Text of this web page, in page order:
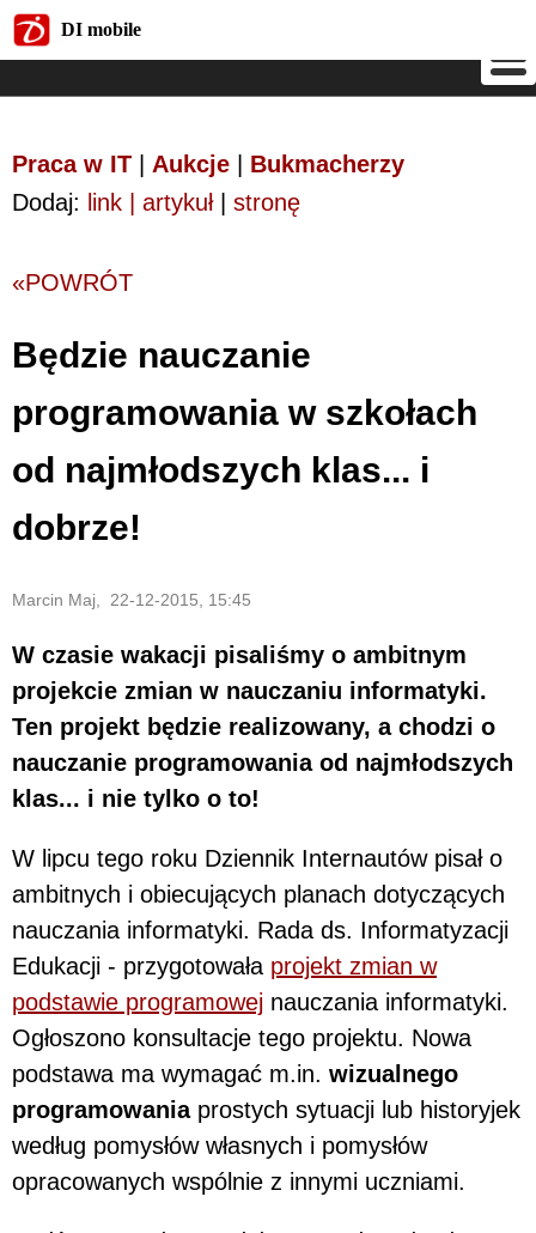
DI mobile
Praca w IT Aukcje
Bukmacherzy
Dodaj: link | artykuł| stronę
«POWRÓT
Będzie nauczanie
programowania w szkołach
od najmłodszych klas... i
dobrze!
Marcin Maj, 22-12-2015, 15:45
W czasie wakacji pisaliśmy o ambitnym
projekcie zmian w nauczaniu informatyki.
Ten projekt będzie realizowany, a chodzi o
nauczanie programowania od najmłodszych
klas... i nie tylko o to!
W lipcu tego roku Dziennik Internautów pisał o
ambitnych i obiecujących planach dotyczących
nauczania informatyki. Rada ds. Informatyzacji
Edukacji - przygotowała projekt zmian w
podstawie programowej nauczania informatyki.
Ogłoszono konsultacje tego projektu. Nowa
podstawa ma wymagać m.in. wizualnego
programowaniaprostych sytuacji lub historyjek
według pomysłów własnych i pomysłów
opracowanych wspólnie z innymi uczniami.
DI mobile